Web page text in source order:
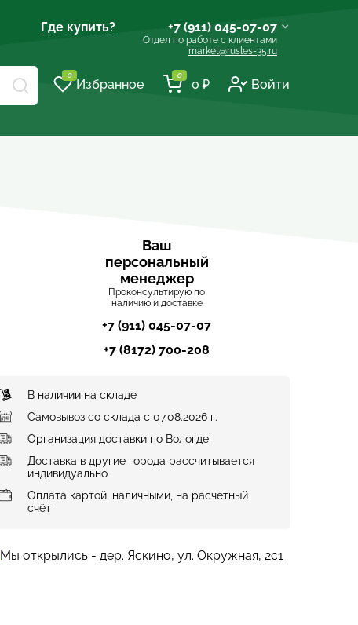
Где купить? +7 (911) 045-07-07
Отдел по работе с клиентами
market@rusles-35.ru
+7 (921) 238-17-99
0
Избранное
0
0 ₽ Войти
Ваш
персональный
менеджер
Проконсультирую по
наличию и доставке
+7 (911) 045-07-07
+7 (8172) 700-208
В наличии на складе
Самовывоз со склада с 07.08.2026 г.
Организация доставки по Вологде
Доставка в другие города рассчитывается
индивидуально
Оплата картой, наличными, на расчётный
счёт